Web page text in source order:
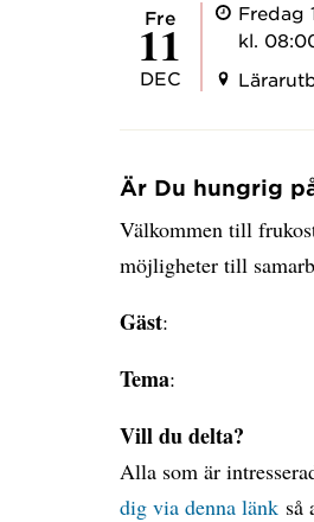
fre
11
DEC
Fredag
kl.
Är Du hungrig
Välkommen till
möjligheter till
Gäst:
Tema:
Vill du delta?
Alla som är
dig via denna länk så